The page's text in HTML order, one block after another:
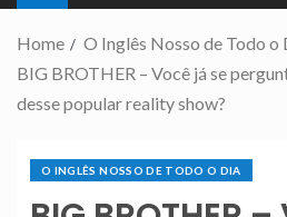
Home
O Inglês Nosso de Todo o
BIG BROTHER – Você já se
desse popular reality show?
O INGLÊS NOSSO DE TODO O DIA